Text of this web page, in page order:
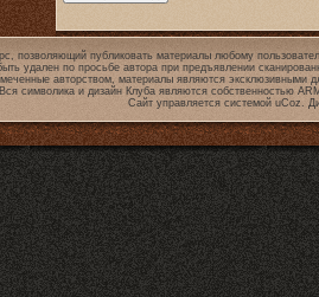
позволяющий публиковать материалы любому
удален по просьбе автора при предъявлении
авторством, материалы являются эксклюзивными
Вся символика и дизайн Клуба являются собственностью
Сайт управляется системой uCoz.